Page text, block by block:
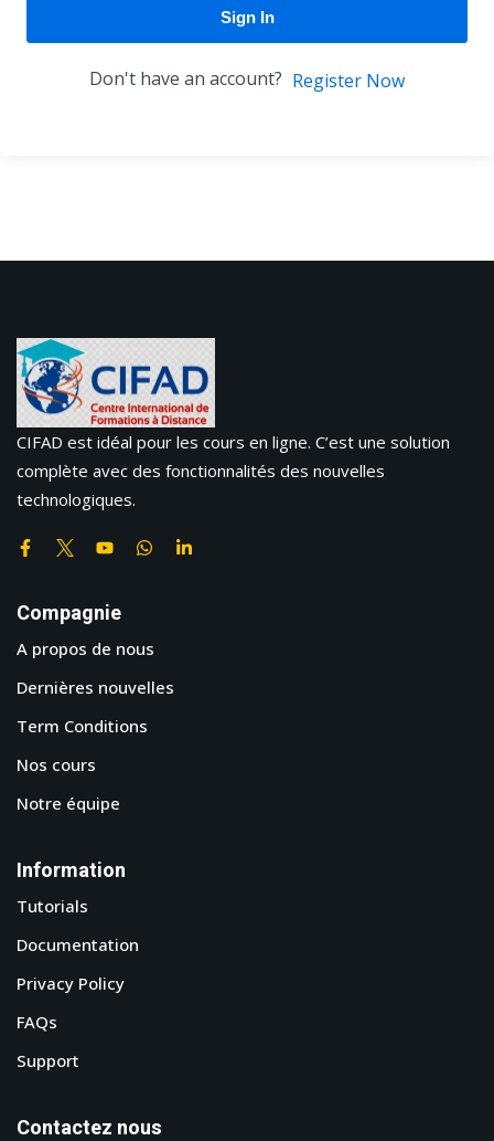
Sign In
Don't have an account? Register Now
CIFAD est idéal pour les cours en ligne. C’est une solution
complète avec des fonctionnalités des nouvelles
technologiques.
Compagnie
A propos de nous
Dernières nouvelles
Term Conditions
Nos cours
Notre équipe
Information
Tutorials
Documentation
Privacy Policy
FAQs
Support
Contactez nous